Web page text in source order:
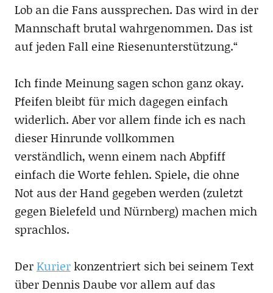
Lob an die Fans aussprechen. Das wird in der
Mannschaft brutal wahrgenommen. Das ist
auf jeden Fall eine Riesenunterstützung.“
Ich finde Meinung sagen schon ganz okay.
Pfeifen bleibt für mich dagegen einfach
widerlich. Aber vor allem finde ich es nach
dieser Hinrunde vollkommen
verständlich, wenn einem nach Abpfiff
einfach die Worte fehlen. Spiele, die ohne
Not aus der Hand gegeben werden (zuletzt
gegen Bielefeld und Nürnberg) machen mich
sprachlos.
DerKurierkonzentriert sich bei seinem Text
über Dennis Daube vor allem auf das